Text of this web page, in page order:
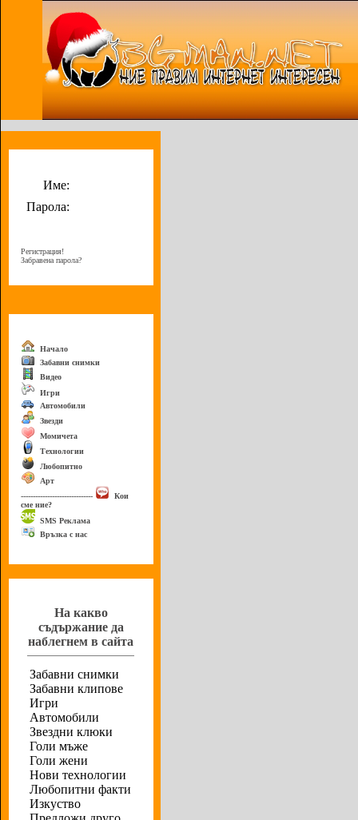
Име:
Парола:
Регистрация!
Забравена парола?
Начало
Забавни снимки
Видео
Игри
Автомобили
Звезди
Момичета
Технологии
Любопитно
Арт
------------------------------
Кои
сме ние?
SMS Реклама
Връзка с нас
На какво
съдържание да
наблегнем в сайта
Забавни снимки
Забавни клипове
Игри
Автомобили
Звездни клюки
Голи мъже
Голи жени
Нови технологии
Любопитни факти
Изкуство